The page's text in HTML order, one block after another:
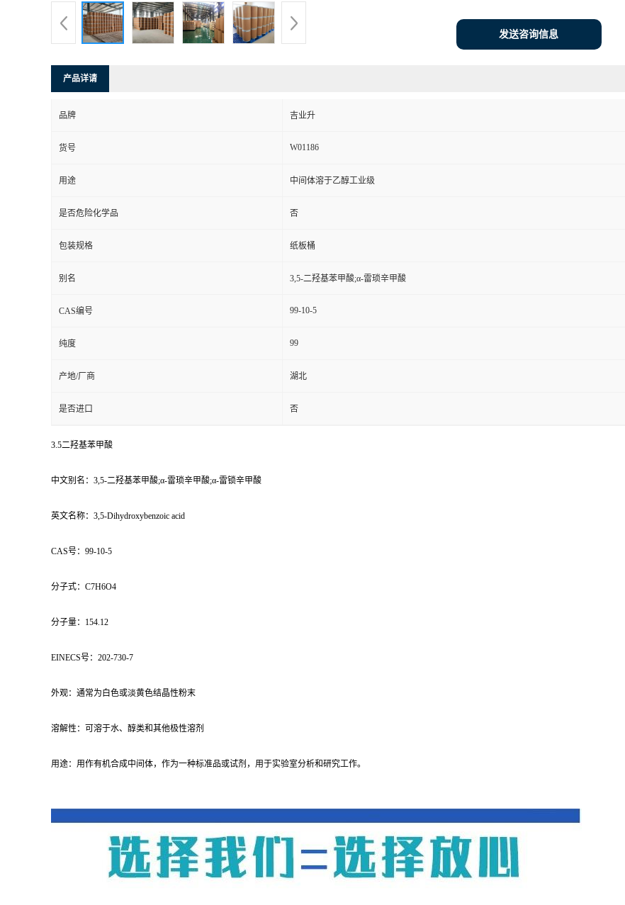
发送咨询信息
产品详请
品牌 吉业升
货号 W01186
用途 中间体溶于乙醇工业级
是否危险化学品 否
包装规格 纸板桶
别名 3,5-二羟基苯甲酸;α-雷琐辛甲酸
CAS编号 99-10-5
纯度 99
产地/厂商 湖北
是否进口 否
3.5二羟基苯甲酸
中文别名：3,5-二羟基苯甲酸;α-雷琐辛甲酸;α-雷锁辛甲酸
英文名称：3,5-Dihydroxybenzoic acid
CAS号：99-10-5
分子式：C7H6O4
分子量：154.12
EINECS号：202-730-7
外观：通常为白色或淡黄色结晶性粉末
溶解性：可溶于水、醇类和其他极性溶剂
用途：用作有机合成中间体，作为一种标准品或试剂，用于实验室分析和研究工作。